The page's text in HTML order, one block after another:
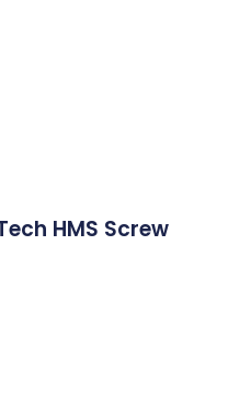
HMS Screw